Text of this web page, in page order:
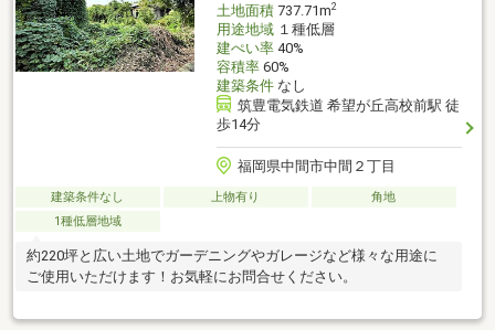
土地面積737.71m2
用途地域１種低層
建ぺい率40%
容積率60%
建築条件なし
筑豊電気鉄道 希望が丘高校前駅 徒
歩14分
福岡県中間市中間２丁目
建築条件なし 上物有り
角地
1種低層地域
約220坪と広い土地でガーデニングやガレージなど様々な用途に
ご使用いただけます！お気軽にお問合せください。